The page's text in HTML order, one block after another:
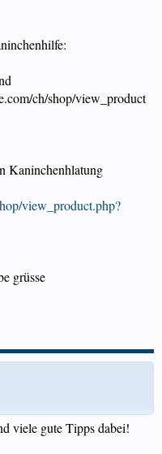
ch/shop/view_product
Kaninchenhlatung
view_product.php?
grüsse
viele gute Tipps dabei!